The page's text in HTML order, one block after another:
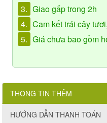
3. Giao gấp trong 2h
4. Cam kết trái cây
5. Giá chưa bao gồm
THÔNG TIN THÊM
HƯỚNG DẪN THANH TOÁN